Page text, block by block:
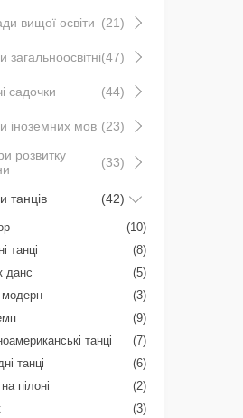
вищої освіти (21)
загальноосвітні(47)
садочки (44)
іноземних мов (23)
розвитку
(33)
танців (42)
(10)
танці
(8)
данс
(5)
(3)
(9)
танці
(7)
танці
(6)
пілоні
(2)
(3)